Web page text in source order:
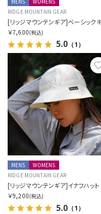
RIDGE MOUNTAIN GEAR
￥7,600(税込)
5.0 （1）
MENS
WOMENS
RIDGE MOUNTAIN GEAR
￥9,200(税込)
5.0 （1）